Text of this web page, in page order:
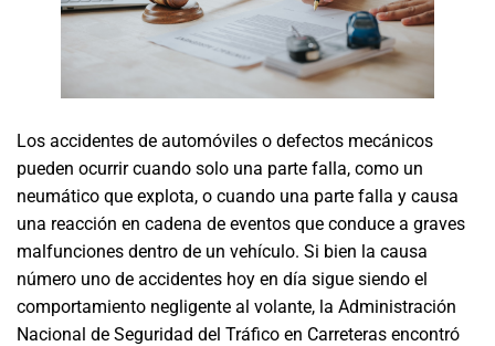
Los accidentes de automóviles o defectos mecánicos
pueden ocurrir cuando solo una parte falla, como un
neumático que explota, o cuando una parte falla y causa
una reacción en cadena de eventos que conduce a graves
malfunciones dentro de un vehículo. Si bien la causa
número uno de accidentes hoy en día sigue siendo el
comportamiento negligente al volante, la Administración
Nacional de Seguridad del Tráfico en Carreteras encontró